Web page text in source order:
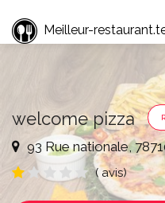
Meilleur-
welcome pizza
93 Rue nationale,
( avis)